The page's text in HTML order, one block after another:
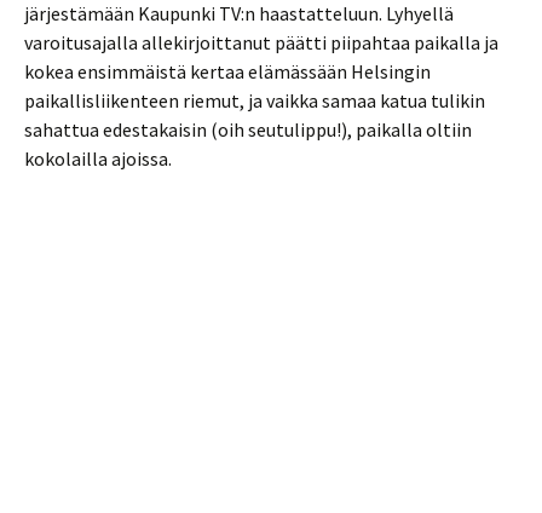
järjestämään Kaupunki TV:n haastatteluun. Lyhyellä
varoitusajalla allekirjoittanut päätti piipahtaa paikalla ja
kokea ensimmäistä kertaa elämässään Helsingin
paikallisliikenteen riemut, ja vaikka samaa katua tulikin
sahattua edestakaisin (oih seutulippu!), paikalla oltiin
kokolailla ajoissa.